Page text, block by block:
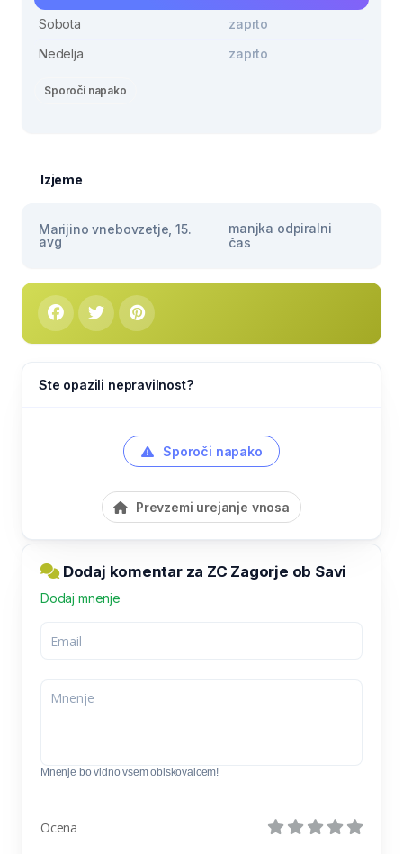
Sobota
zaprto
Nedelja
zaprto
Sporoči napako
Izjeme
Marijino vnebovzetje, 15.
avg
manjka odpiralni
čas
Ste opazili nepravilnost?
Sporoči napako
Prevzemi urejanje vnosa
Dodaj komentar za ZC Zagorje ob Savi
Dodaj mnenje
Mnenje bo vidno vsem obiskovalcem!
Ocena